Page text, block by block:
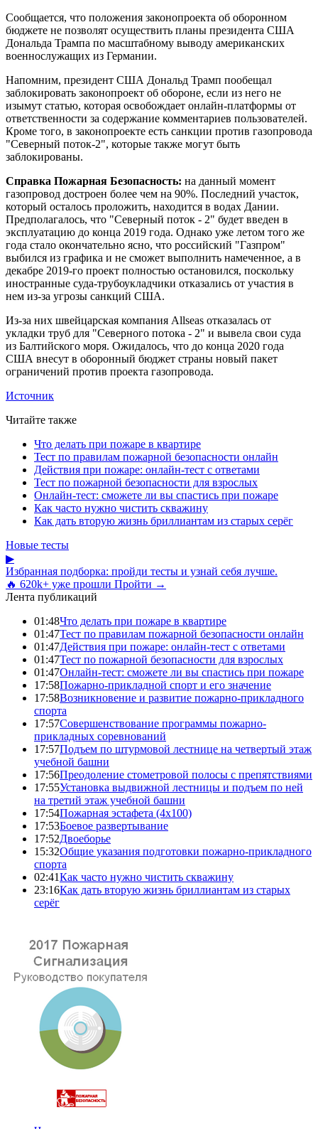
Сообщается, что положения законопроекта об оборонном
бюджете не позволят осуществить планы президента США
Дональда Трампа по масштабному выводу американских
военнослужащих из Германии.
Напомним, президент США Дональд Трамп пообещал
заблокировать законопроект об обороне, если из него не
изымут статью, которая освобождает онлайн-платформы от
ответственности за содержание комментариев пользователей.
Кроме того, в законопроекте есть санкции против газопровода
"Северный поток-2", которые также могут быть
заблокированы.
Справка Пожарная Безопасность: на данный момент
газопровод достроен более чем на 90%. Последний участок,
который осталось проложить, находится в водах Дании.
Предполагалось, что "Северный поток - 2" будет введен в
эксплуатацию до конца 2019 года. Однако уже летом того же
года стало окончательно ясно, что российский "Газпром"
выбился из графика и не сможет выполнить намеченное, а в
декабре 2019-го проект полностью остановился, поскольку
иностранные суда-трубоукладчики отказались от участия в
нем из-за угрозы санкций США.
Из-за них швейцарская компания Allseas отказалась от
укладки труб для "Северного потока - 2" и вывела свои суда
из Балтийского моря. Ожидалось, что до конца 2020 года
США внесут в оборонный бюджет страны новый пакет
ограничений против проекта газопровода.
Источник
Читайте также
Что делать при пожаре в квартире
Тест по правилам пожарной безопасности онлайн
Действия при пожаре: онлайн-тест с ответами
Тест по пожарной безопасности для взрослых
Онлайн-тест: сможете ли вы спастись при пожаре
Как часто нужно чистить скважину
Как дать вторую жизнь бриллиантам из старых серёг
Новые тесты
▶
Избранная подборка: пройди тесты и узнай себя лучше.
🔥 620k+ уже прошли Пройти →
Лента публикаций
01:48Что делать при пожаре в квартире
01:47Тест по правилам пожарной безопасности онлайн
01:47Действия при пожаре: онлайн-тест с ответами
01:47Тест по пожарной безопасности для взрослых
01:47Онлайн-тест: сможете ли вы спастись при пожаре
17:58Пожарно-прикладной спорт и его значение
17:58Возникновение и развитие пожарно-прикладного
спорта
17:57Совершенствование программы пожарно-
прикладных соревнований
17:57Подъем по штурмовой лестнице на четвертый этаж
учебной башни
17:56Преодоление стометровой полосы с препятствиями
17:55Установка выдвижной лестницы и подъем по ней
на третий этаж учебной башни
17:54Пожарная эстафета (4x100)
17:53Боевое развертывание
17:52Двоеборье
15:32Общие указания подготовки пожарно-прикладного
спорта
02:41Как часто нужно чистить скважину
23:16Как дать вторую жизнь бриллиантам из старых
серёг